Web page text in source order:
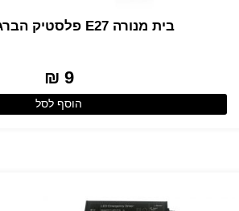
בית מנורה E27 פלסטיק הברגה+טבעת
9 ₪
הוסף לסל